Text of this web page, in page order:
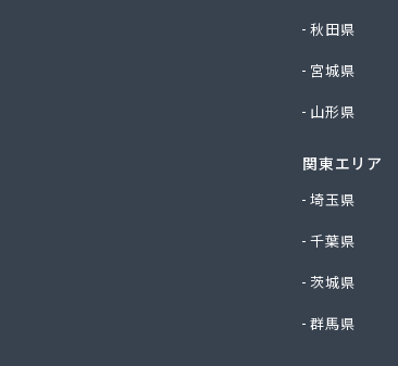
秋田県
宮城県
山形県
関東エリア
埼玉県
千葉県
茨城県
群馬県